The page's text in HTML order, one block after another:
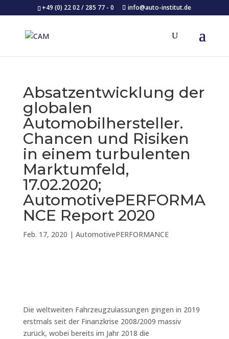
+49 (0) 22 02 / 285 77 - 0 info@auto-institut.de
Absatzentwicklung der
globalen
Automobilhersteller.
Chancen und Risiken
in einem turbulenten
Marktumfeld,
17.02.2020;
AutomotivePERFORMA
NCE Report 2020
Feb. 17, 2020 | AutomotivePERFORMANCE
Die weltweiten Fahrzeugzulassungen gingen in 2019
erstmals seit der Finanzkrise 2008/2009 massiv
zurück, wobei bereits im Jahr 2018 die